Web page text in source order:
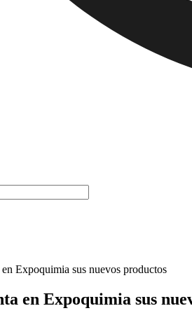
Expoquimia sus nuevos productos
en Expoquimia sus